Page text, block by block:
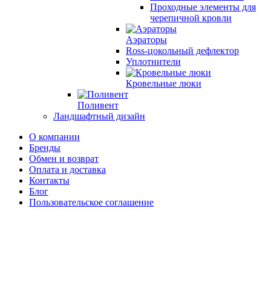
Проходные элементы для
черепичной кровли
Аэраторы
Ross-цокольный дефлектор
Уплотнители
Кровельные люки
Поливент
Ландшафтный дизайн
О компании
Бренды
Обмен и возврат
Оплата и доставка
Контакты
Блог
Пользовательское соглашение